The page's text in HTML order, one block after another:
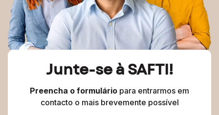
Junte-se à SAFTI!
Preencha o formulário para entrarmos em
contacto o mais brevemente possível